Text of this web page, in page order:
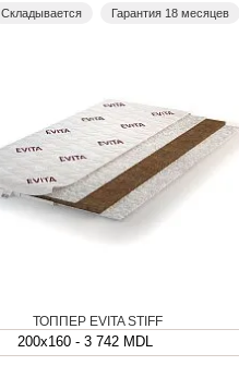
Складывается Гарантия 18 месяцев
ТОППЕР EVITA STIFF
200x160 - 3 742 MDL